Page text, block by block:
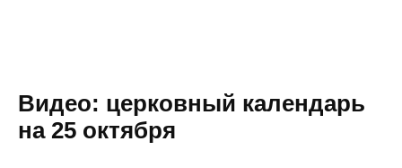
Видео: церковный календарь
на 25 октября